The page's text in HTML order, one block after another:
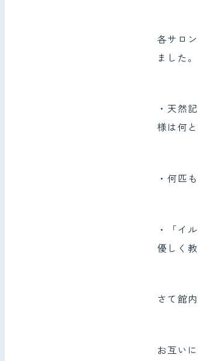
各サロ
ました。
・天然
様は何
・何匹
・「イ
優しく
さて館
お互い